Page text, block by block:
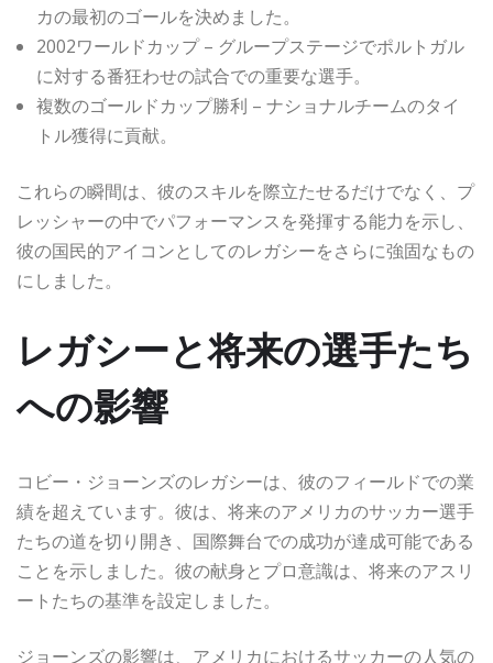
カの最初のゴールを決めました。
2002ワールドカップ – グループステージでポルトガル
に対する番狂わせの試合での重要な選手。
複数のゴールドカップ勝利 – ナショナルチームのタイ
トル獲得に貢献。
これらの瞬間は、彼のスキルを際立たせるだけでなく、プ
レッシャーの中でパフォーマンスを発揮する能力を示し、
彼の国民的アイコンとしてのレガシーをさらに強固なもの
にしました。
レガシーと将来の選手たち
への影響
コビー・ジョーンズのレガシーは、彼のフィールドでの業
績を超えています。彼は、将来のアメリカのサッカー選手
たちの道を切り開き、国際舞台での成功が達成可能である
ことを示しました。彼の献身とプロ意識は、将来のアスリ
ートたちの基準を設定しました。
ジョーンズの影響は、アメリカにおけるサッカーの人気の